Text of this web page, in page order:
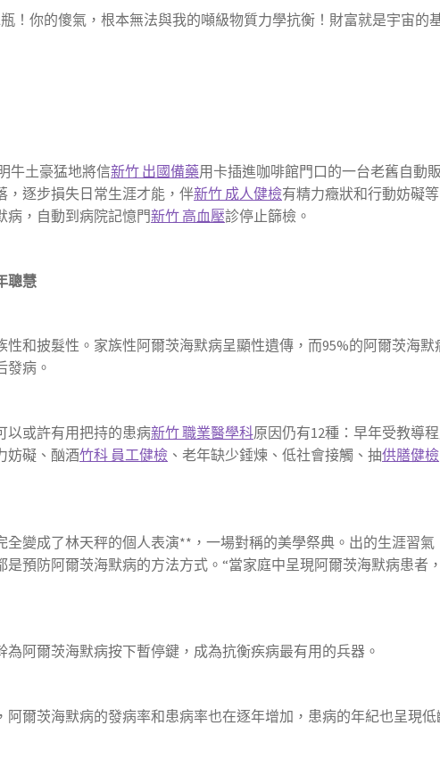
！你的傻氣，根本無法與我的噸級物質力學抗衡！財富就是宇宙的
牛土豪猛地將信新竹 出國備藥用卡插進咖啡館門口的一台老舊自動
，逐步損失日常生涯才能，伴新竹 成人健檢有精力癥狀和行動妨礙
病，自動到病院記憶門新竹 高血壓診停止篩檢。
聰慧
和披髮性。家族性阿爾茨海默病呈顯性遺傳，而95%的阿爾茨海默
發病。
以或許有用把持的患病新竹 職業醫學科原因仍有12種：早年受教導
妨礙、酗酒竹科 員工健檢 、老年缺少錘煉、低社會接觸、抽供膳健檢
全變成了林天秤的個人表演**，一場對稱的美學祭典。出的生涯習氣
預防阿爾茨海默病的方法方式。“當家庭中呈現阿爾茨海默病患者
阿爾茨海默病按下暫停鍵，成為抗衡疾病最有用的兵器。
爾茨海默病的發病率和患病率也在逐年增加，患病的年紀也呈現低